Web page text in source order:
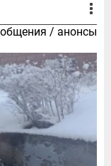
/ анонсы